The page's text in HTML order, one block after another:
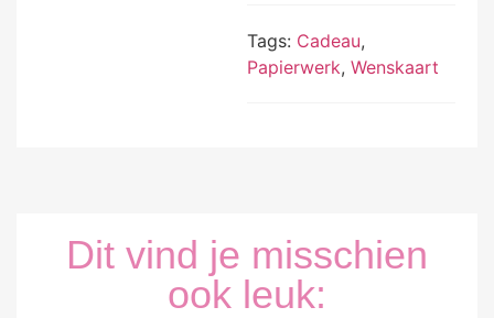
Tags: Cadeau,
Papierwerk, Wenskaart
Dit vind je misschien
ook leuk: